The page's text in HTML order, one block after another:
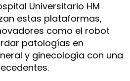
Universitario HM
estas plataformas,
como el robot
patologías en
y ginecología con una